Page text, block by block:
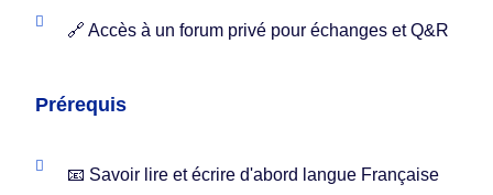
🔗 Accès à un forum privé pour échanges et Q&R
Prérequis
📧 Savoir lire et écrire d'abord langue Française